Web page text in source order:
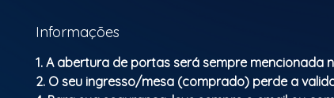
Informações
1. A abertura de portas será sempre mencionada
2. O seu ingresso/mesa (comprado) perde a